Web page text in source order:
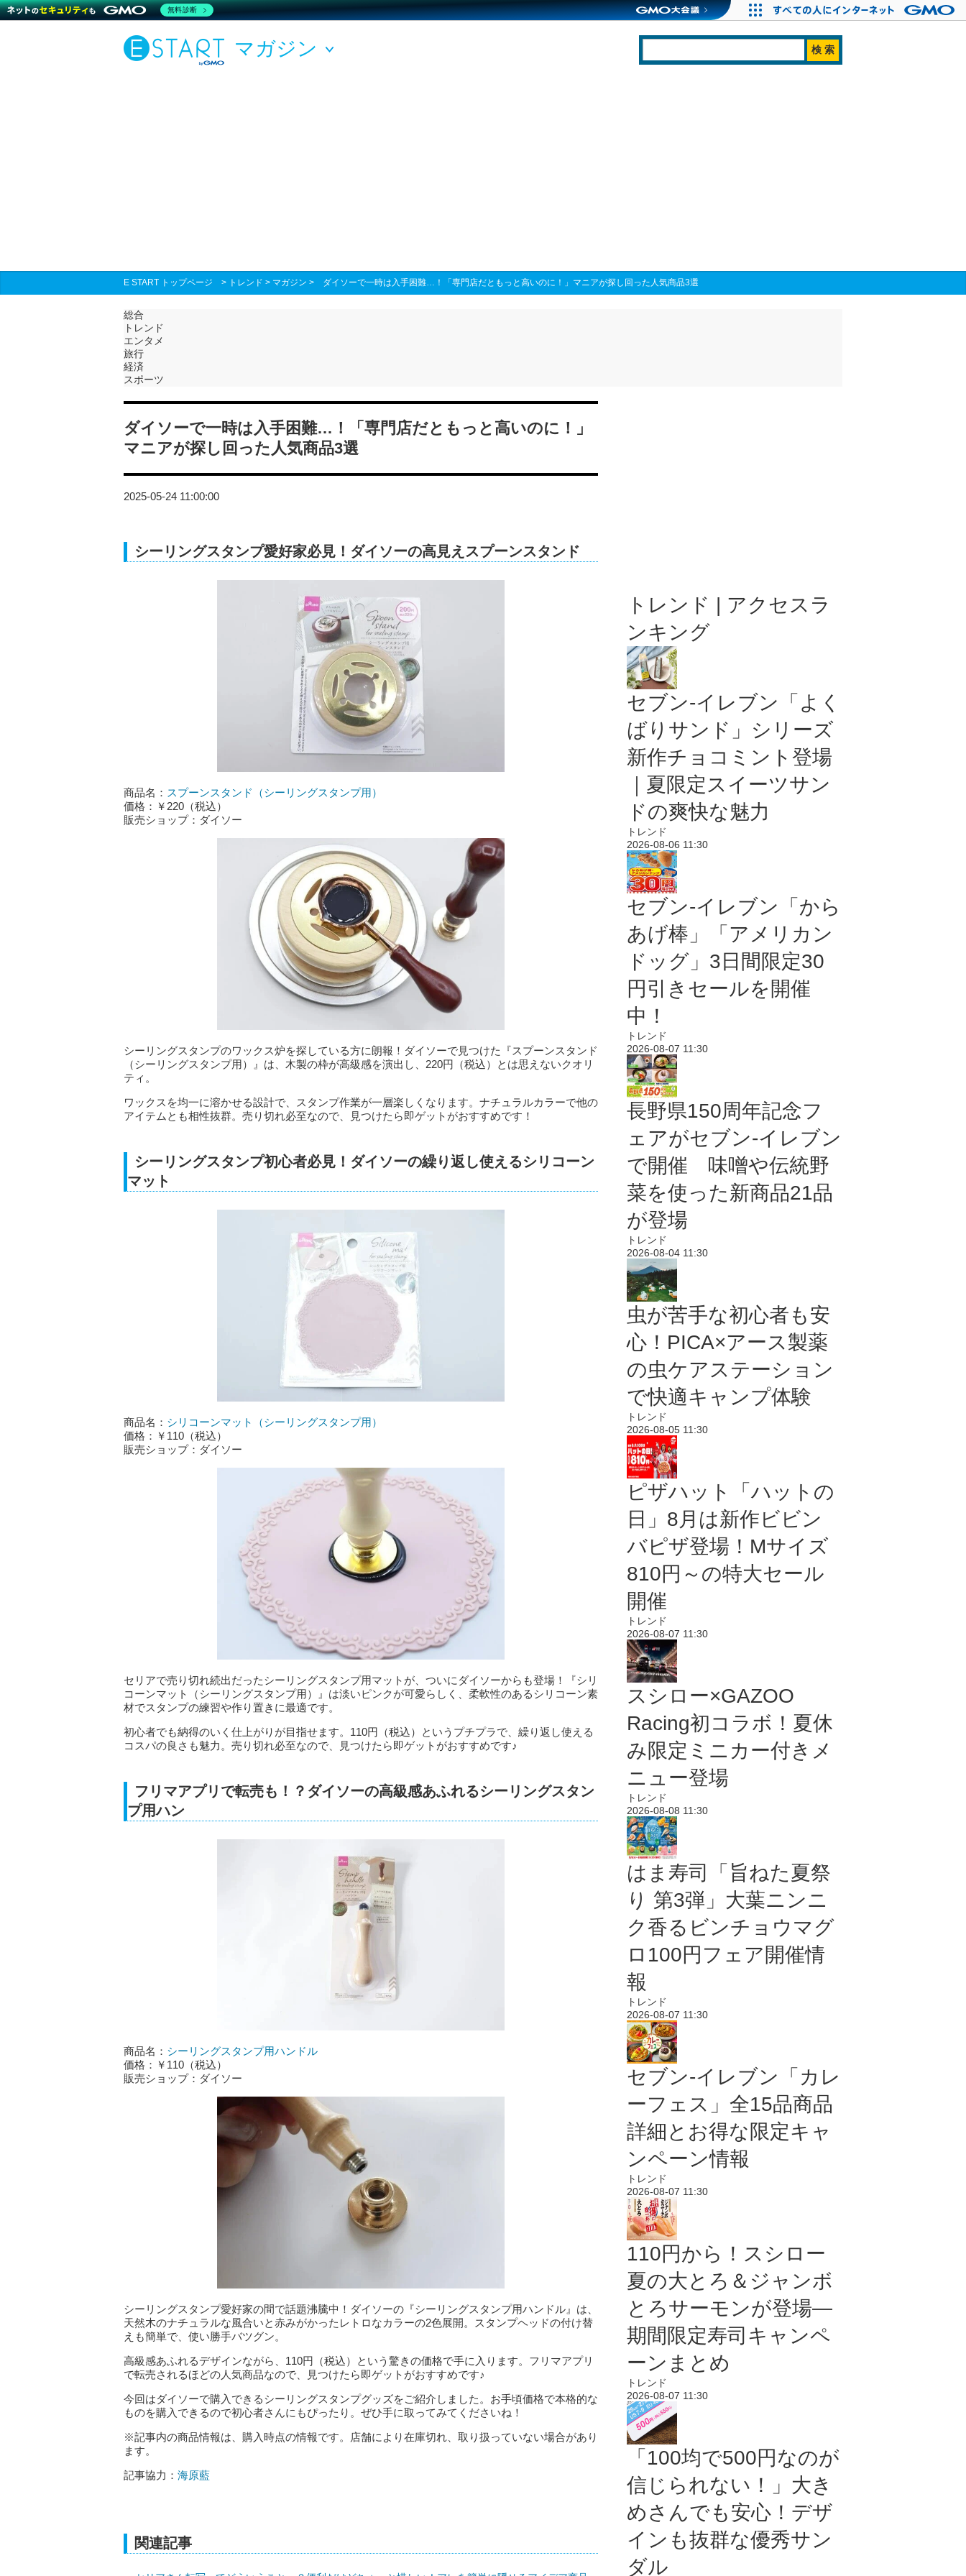
マガジン
E START トップページ > トレンド > マガジン > ダイソーで一時は入手困難…！「専門店だともっと高いのに！」マニアが探し回った人気商品3選
総合
トレンド
エンタメ
旅行
経済
スポーツ
ダイソーで一時は入手困難…！「専門店だともっと高いのに！」
マニアが探し回った人気商品3選
2025-05-24 11:00:00
シーリングスタンプ愛好家必見！ダイソーの高見えスプーンスタンド
商品名： スプーンスタンド（シーリングスタンプ用）
価格：￥220（税込）
販売ショップ：ダイソー
シーリングスタンプのワックス炉を探している方に朗報！ダイソーで見つけた『スプーンスタンド
（シーリングスタンプ用）』は、木製の枠が高級感を演出し、220円（税込）とは思えないクオリ
ティ。
ワックスを均一に溶かせる設計で、スタンプ作業が一層楽しくなります。ナチュラルカラーで他の
アイテムとも相性抜群。売り切れ必至なので、見つけたら即ゲットがおすすめです！
シーリングスタンプ初心者必見！ダイソーの繰り返し使えるシリコーン
マット
商品名： シリコーンマット（シーリングスタンプ用）
価格：￥110（税込）
販売ショップ：ダイソー
セリアで売り切れ続出だったシーリングスタンプ用マットが、ついにダイソーからも登場！『シリ
コーンマット（シーリングスタンプ用）』は淡いピンクが可愛らしく、柔軟性のあるシリコーン素
材でスタンプの練習や作り置きに最適です。
初心者でも納得のいく仕上がりが目指せます。110円（税込）というプチプラで、繰り返し使える
コスパの良さも魅力。売り切れ必至なので、見つけたら即ゲットがおすすめです♪
フリマアプリで転売も！？ダイソーの高級感あふれるシーリングスタン
プ用ハン
商品名： シーリングスタンプ用ハンドル
価格：￥110（税込）
販売ショップ：ダイソー
シーリングスタンプ愛好家の間で話題沸騰中！ダイソーの『シーリングスタンプ用ハンドル』は、
天然木のナチュラルな風合いと赤みがかったレトロなカラーの2色展開。スタンプヘッドの付け替
えも簡単で、使い勝手バツグン。
高級感あふれるデザインながら、110円（税込）という驚きの価格で手に入ります。フリマアプリ
で転売されるほどの人気商品なので、見つけたら即ゲットがおすすめです♪
今回はダイソーで購入できるシーリングスタンプグッズをご紹介しました。お手頃価格で本格的な
ものを購入できるので初心者さんにもぴったり。ぜひ手に取ってみてくださいね！
※記事内の商品情報は、購入時点の情報です。店舗により在庫切れ、取り扱っていない場合があり
ます。
記事協力： 海原藍
関連記事
トレンド | アクセスラ
ンキング
セブン‐イレブン「よく
ばりサンド」シリーズ
新作チョコミント登場
｜夏限定スイーツサン
ドの爽快な魅力
トレンド
2026-08-06 11:30
セブン‐イレブン「から
あげ棒」「アメリカン
ドッグ」3日間限定30
円引きセールを開催
中！
トレンド
2026-08-07 11:30
長野県150周年記念フ
ェアがセブン-イレブン
で開催 味噌や伝統野
菜を使った新商品21品
が登場
トレンド
2026-08-04 11:30
虫が苦手な初心者も安
心！PICA×アース製薬
の虫ケアステーション
で快適キャンプ体験
トレンド
2026-08-05 11:30
ピザハット「ハットの
日」8月は新作ビビン
バピザ登場！Mサイズ
810円～の特大セール
開催
トレンド
2026-08-07 11:30
スシロー×GAZOO
Racing初コラボ！夏休
み限定ミニカー付きメ
ニュー登場
トレンド
2026-08-08 11:30
はま寿司「旨ねた夏祭
り 第3弾」大葉ニンニ
ク香るビンチョウマグ
ロ100円フェア開催情
報
トレンド
2026-08-07 11:30
セブン‐イレブン「カレ
ーフェス」全15品商品
詳細とお得な限定キャ
ンペーン情報
トレンド
2026-08-07 11:30
110円から！スシロー
夏の大とろ＆ジャンボ
とろサーモンが登場―
期間限定寿司キャンペ
ーンまとめ
トレンド
2026-08-07 11:30
「100均で500円なのが
信じられない！」大き
めさんでも安心！デザ
インも抜群な優秀サン
ダル
無料診断